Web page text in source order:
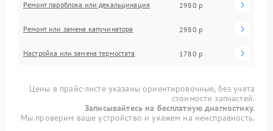
Ремонт пароблока или декальцинация 2980 р
Ремонт или замена капучинатора 2980 р
Настройка или замена термостата 1780 р
Цены в прайс-листе указаны ориентировочные, без учета
стоимости запчастей.
Записывайтесь на бесплатную диагностику.
Мы проверим ваше устройство и укажем на неисправность.